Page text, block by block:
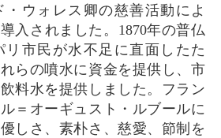
ウォレス卿の慈善活動によ
入されました。1870年の普仏
市民が水不足に直面したた
らの噴水に資金を提供し、市
料水を提供しました。フラン
＝オーギュスト・ルブールに
しさ、素朴さ、慈愛、節制を